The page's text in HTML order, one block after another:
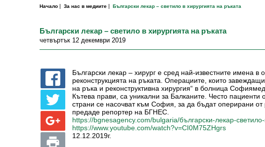
Начало | За нас в медиите | Български лекар – светило в хирургията на ръката
Български лекар – светило в хирургията на ръката
четвъртък 12 декември 2019
Български лекар – хирург е сред най-известните имена в
реконструкцията на ръката. Операциите, които
на ръка и реконструктивна хирургия“ в болница
Кътева прави, са уникални за Балканите. Често пациенти
страни се насочват към София, за да бъдат оперирани
предаде репортер на БГНЕС.
https://bgnesagency.com/bulgaria/български-лекар-светило-
https://www.youtube.com/watch?v=CI0M75ZHgrs
12.12.2019г.